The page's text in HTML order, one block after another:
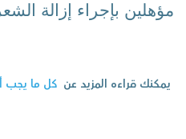
مؤهلين بإجراء إزالة
يمكنك قراءه المزيد عن كل ما يجب